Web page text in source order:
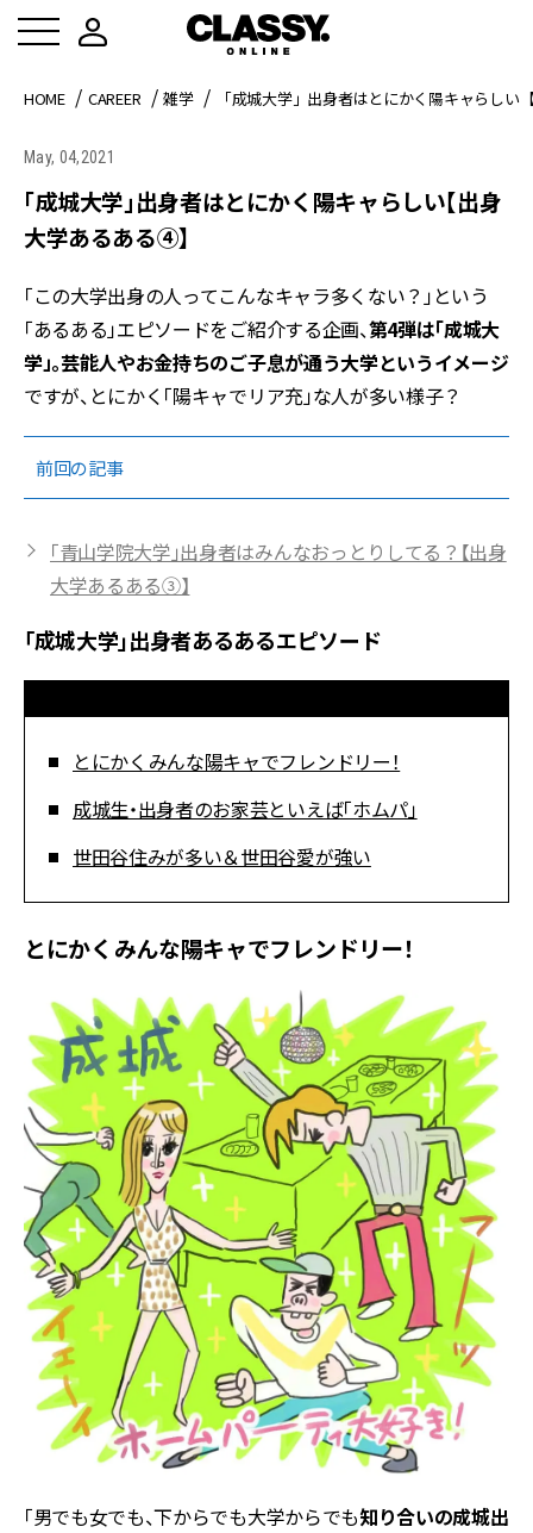
HOME CAREER 雑学 「成城大学」出身者はとにかく陽キャらし
May, 04,2021
「成城大学」出身者はとにかく陽キャらしい【出身
大学あるある④】
「この大学出身の人ってこんなキャラ多くない？」という
「あるある」エピソードをご紹介する企画、第4弾は「成城大
学」。芸能人やお金持ちのご子息が通う大学というイメージ
ですが、とにかく「陽キャでリア充」な人が多い様子？
前回の記事
「青山学院大学」出身者はみんなおっとりしてる？【出身
大学あるある③】
「成城大学」出身者あるあるエピソード
とにかくみんな陽キャでフレンドリー！
成城生・出身者のお家芸といえば「ホムパ」
世田谷住みが多い＆世田谷愛が強い
とにかくみんな陽キャでフレンドリー！
「男でも女でも、下からでも大学からでも知り合いの成城出